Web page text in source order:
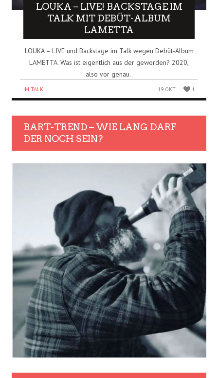
LOUKA – LIVE! BACKSTAGE IM
TALK MIT DEBÜT-ALBUM
LAMETTA
LOUKA – LIVE und Backstage im Talk wegen Debüt-Album
LAMETTA. Was ist eigentlich aus der geworden? 2020,
also vor genau..
IM TALK.... 19 OKT. 1
BART-TREND – WIE LANG DARF
DER NOCH SEIN?